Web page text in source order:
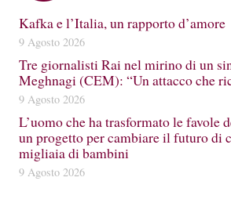
Kafka e l’Italia, un rapporto d’amore
9 Agosto 2026
Tre giornalisti Rai nel mirino di un
Meghnagi (CEM): “Un attacco che
9 Agosto 2026
L’uomo che ha trasformato le favole
un progetto per cambiare il futuro di
migliaia di bambini
9 Agosto 2026